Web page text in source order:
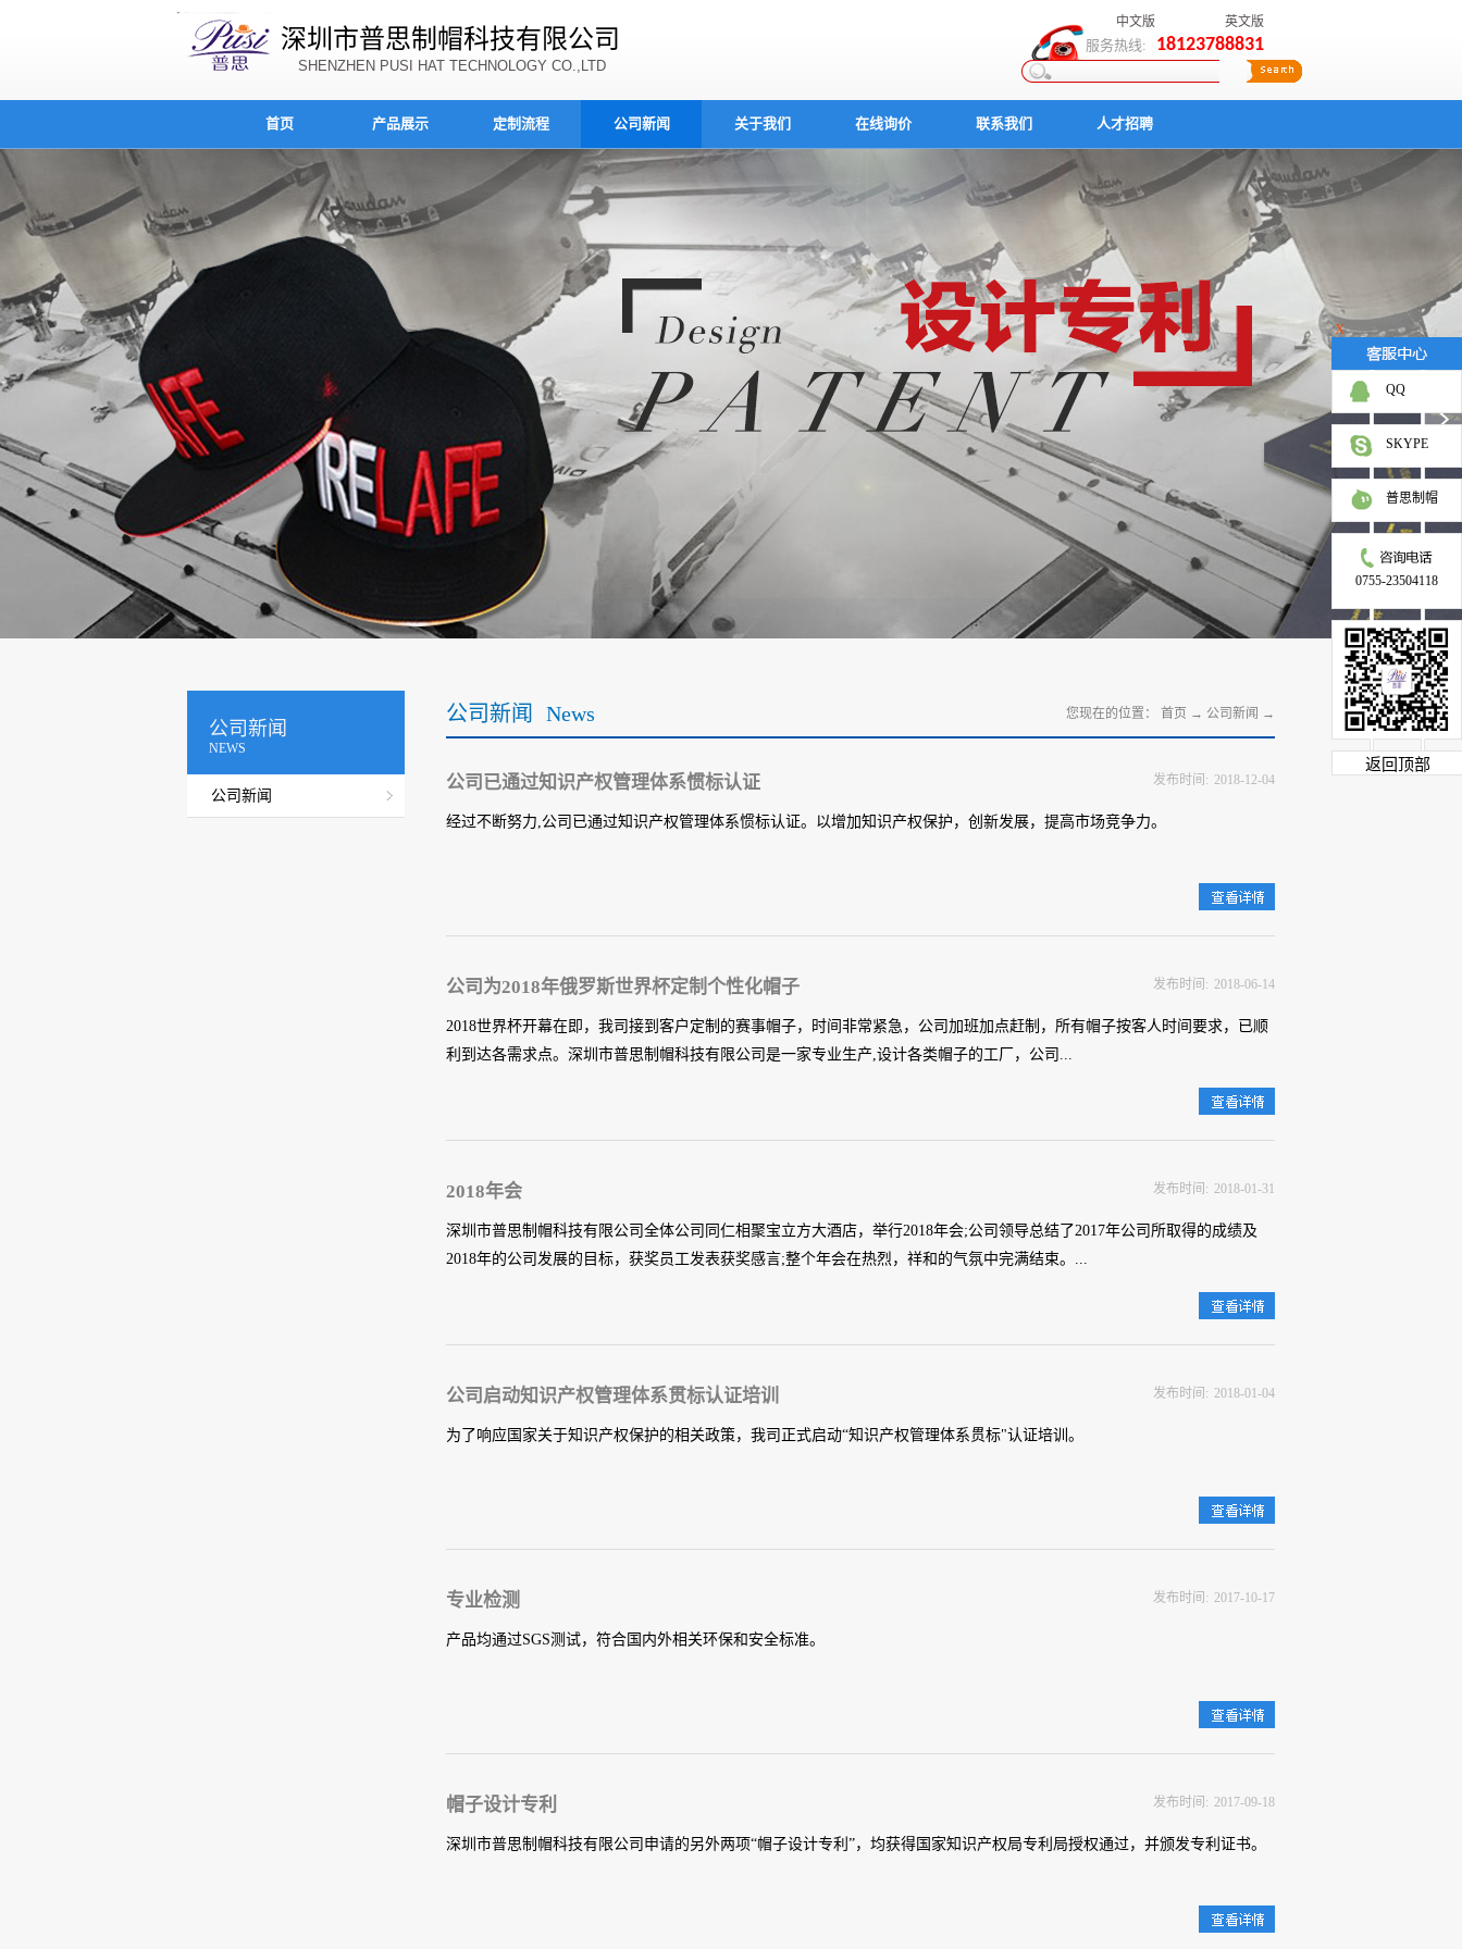
深圳市普思制帽科技有限公司
SHENZHEN PUSI HAT TECHNOLOGY CO.,LTD
服务热线: 18123788831
中文版 英文版
首页 产品展示 定制流程 公司新闻 关于我们 在线询价 联系我们 人才招聘
公司新闻
NEWS
公司新闻
News
公司新闻 您现在的位置： 首页 → 公司新闻 →
公司已通过知识产权管理体系惯标认证
经过不断努力,公司已通过知识产权管理体系惯标认证。以增加知识产权保护，创新发展，提高市场竞争力。
发布时间: 2018-12-04
公司为2018年俄罗斯世界杯定制个性化帽子
2018世界杯开幕在即，我司接到客户定制的赛事帽子，时间非常紧急，公司加班加点赶制，所有帽子按客人时间要求，已顺
利到达各需求点。深圳市普思制帽科技有限公司是一家专业生产,设计各类帽子的工厂，公司...
主营各种运动帽、棒球帽、渔夫帽、太阳帽、网帽、水洗帽、儿童帽等系列产品。
发布时间: 2018-06-14
2018年会
深圳市普思制帽科技有限公司全体公司同仁相聚宝立方大酒店，举行2018年会;公司领导总结了2017年公司所取得的成绩及
2018年的公司发展的目标，获奖员工发表获奖感言;整个年会在热烈，祥和的气氛中完满结束。...
希望来年越来越好！ 深圳市普思制帽科技有限公司做为深圳本土专业帽子厂,长期致力于帽子的个性化定制、加工，为您的
帽等各类帽子,欢迎来厂洽谈。
发布时间: 2018-01-31
公司启动知识产权管理体系贯标认证培训
为了响应国家关于知识产权保护的相关政策，我司正式启动“知识产权管理体系贯标"认证培训。
发布时间: 2018-01-04
专业检测
产品均通过SGS测试，符合国内外相关环保和安全标准。
发布时间: 2017-10-17
帽子设计专利
深圳市普思制帽科技有限公司申请的另外两项“帽子设计专利”，均获得国家知识产权局专利局授权通过，并颁发专利证书。
发布时间: 2017-09-18
X
QQ
SKYPE
普思制帽
0755-23504118
返回顶部